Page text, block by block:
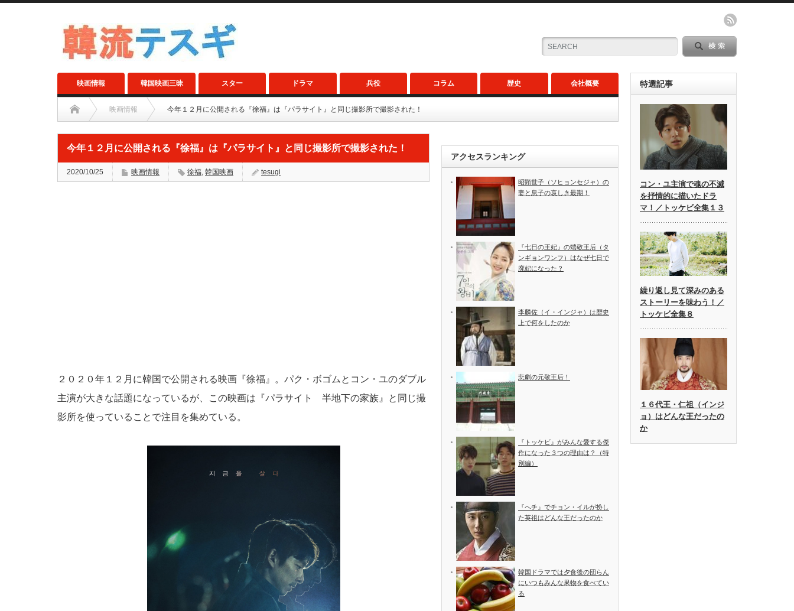
映画情報 韓国映画三昧 スター ドラマ 兵役 コラム 歴史 会社概要
映画情報 今年１２月に公開される『徐福』は『パラサイト』と同じ撮影所で撮影された！
今年１２月に公開される『徐福』は『パラサイト』と同じ撮影所で撮影された！
2020/10/25 映画情報 徐福, 韓国映画 tesugi
２０２０年１２月に韓国で公開される映画『徐福』。パク・ボゴムとコン・ユのダブル
主演が大きな話題になっているが、この映画は『パラサイト 半地下の家族』と同じ撮
影所を使っていることで注目を集めている。
アクセスランキング
昭顕世子（ソヒョンセジャ）の
妻と息子の哀しき最期！
『七日の王妃』の端敬王后（タ
ンギョンワンフ）はなぜ七日で
廃妃になった？
李麟佐（イ・インジャ）は歴史
上で何をしたのか
悲劇の元敬王后！
『トッケビ』がみんな愛する傑
作になった３つの理由は？（特
別編）
『ヘチ』でチョン・イルが扮し
た英祖はどんな王だったのか
韓国ドラマでは夕食後の団らん
にいつもみんな果物を食べてい
る
特選記事
コン・ユ主演で魂の不滅
を抒情的に描いたドラ
マ！／トッケビ全集１３
繰り返し見て深みのある
ストーリーを味わう！／
トッケビ全集８
１６代王・仁祖（インジ
ョ）はどんな王だったの
か